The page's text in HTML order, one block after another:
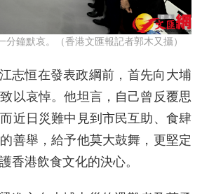
分鐘默哀。（香港文匯報記者郭木又攝）
志恒在發表政綱前，首先向大埔
以哀悼。他坦言，自己曾反覆思
近日災難中見到市民互助、食肆
善舉，給予他莫大鼓舞，更堅定
香港飲食文化的決心。